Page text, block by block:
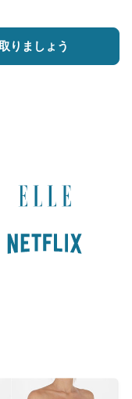
りましょう